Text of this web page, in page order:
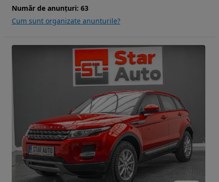
Număr de anunțuri: 63
Cum sunt organizate anunturile?